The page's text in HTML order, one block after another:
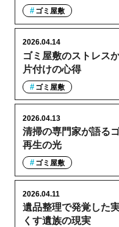
ゴミ屋敷
ゴミ屋敷のストレス
片付けの心得
2026.04.14
ゴミ屋敷
清掃の専門家が語る
再生の光
2026.04.13
ゴミ屋敷
遺品整理で発覚した
くす遺族の現実
2026.04.11